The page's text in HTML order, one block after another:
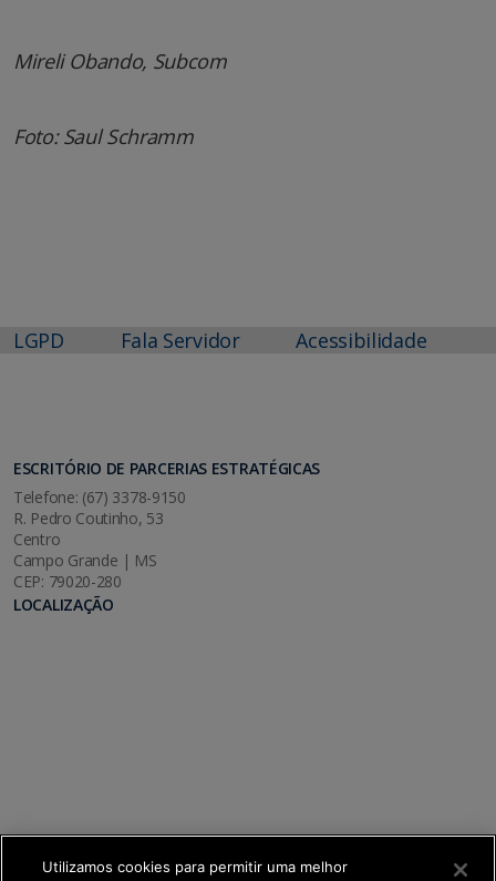
Mireli Obando, Subcom
Foto: Saul Schramm
LGPD Fala Servidor Acessibilidade
ESCRITÓRIO DE PARCERIAS ESTRATÉGICAS
Telefone: (67) 3378-9150
R. Pedro Coutinho, 53
Centro
Campo Grande | MS
CEP: 79020-280
LOCALIZAÇÃO
Utilizamos cookies para permitir uma melhor